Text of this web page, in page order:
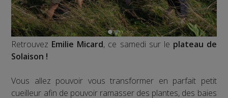
Retrouvez Emilie Micard, ce samedi sur le plateau de
Solaison !
Vous allez pouvoir vous transformer en parfait petit
cueilleur afin de pouvoir ramasser des plantes, des baies